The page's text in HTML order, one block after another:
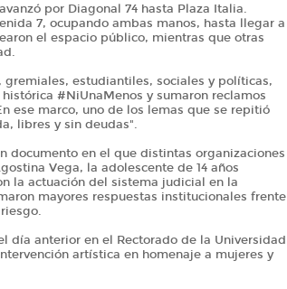
por Diagonal 74 hasta Plaza Italia.
7, ocupando ambas manos, hasta llegar a
el espacio público, mientras que otras
estudiantiles, sociales y políticas,
#NiUnaMenos y sumaron reclamos
ese marco, uno de los lemas que se repitió
libres y sin deudas".
documento en el que distintas organizaciones
Vega, la adolescente de 14 años
la actuación del sistema judicial en la
mayores respuestas institucionales frente
día anterior en el Rectorado de la Universidad
artística en homenaje a mujeres y